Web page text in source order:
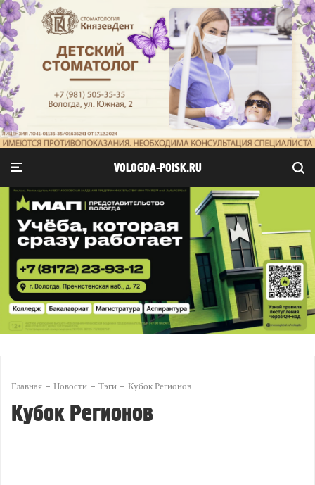
VOLOGDA-POISK.RU
Главная Новости Тэги Кубок Регионов
Кубок Регионов